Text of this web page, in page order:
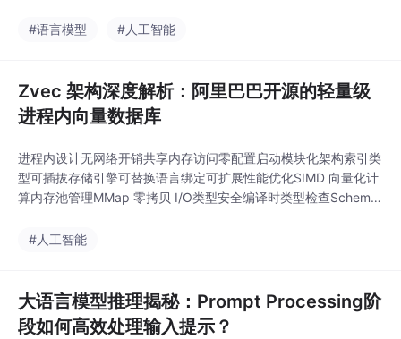
大，Prompt Processing技术将继续演进，为更强大、更高效的AI
#语言模型 #人工智能
Zvec 架构深度解析：阿里巴巴开源的轻量级
进程内向量数据库
进程内设计无网络开销共享内存访问零配置启动模块化架构索引类
型可插拔存储引擎可替换语言绑定可扩展性能优化SIMD 向量化计
算内存池管理MMap 零拷贝 I/O类型安全编译时类型检查Schema
录，展示了从开发者角度使用 Zvec 会遇到的问题。✅轻量级: 进
#人工智能
大语言模型推理揭秘：Prompt Processing阶
段如何高效处理输入提示？